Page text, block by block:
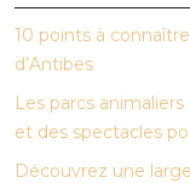
10 points à
d’Antibes
Les parcs
et des spectacles
Découvrez une